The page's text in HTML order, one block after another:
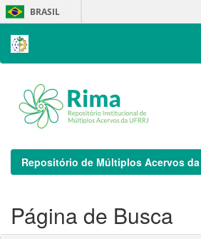
Skip
navigation
BRASIL
Repositório de Múltiplos Acervos da
Página de Busca